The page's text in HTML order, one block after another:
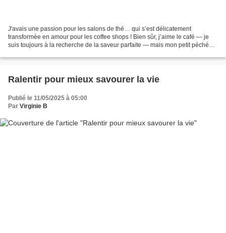
J'avais une passion pour les salons de thé… qui s’est délicatement
transformée en amour pour les coffee shops ! Bien sûr, j’aime le café — je
suis toujours à la recherche de la saveur parfaite — mais mon petit péché
Ralentir pour mieux savourer la vie
Publié le 11/05/2025 à 05:00
Par Virginie B